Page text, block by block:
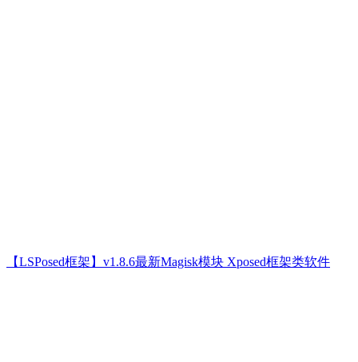
【LSPosed框架】v1.8.6最新Magisk模块 Xposed框架类软件